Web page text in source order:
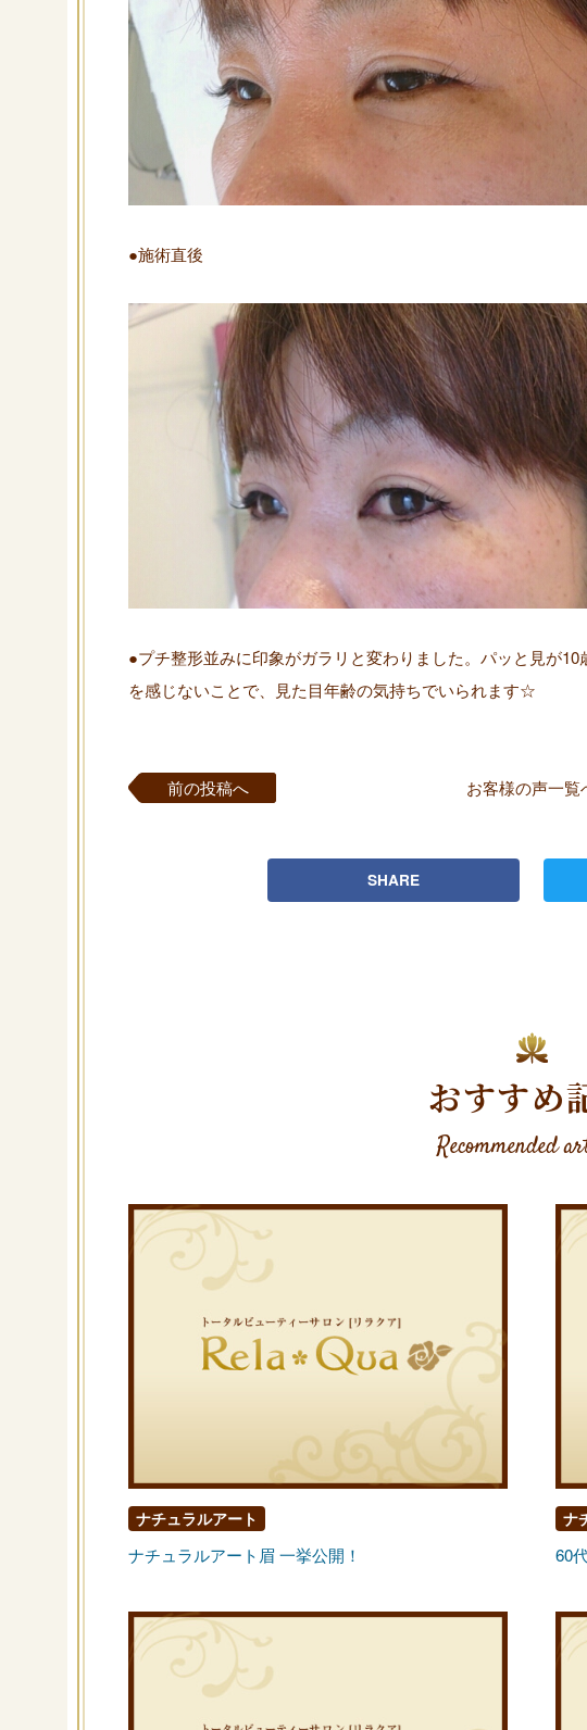
●施術直後
●プチ整形並みに印象がガラリと変わりました。パッと見が
を感じないことで、見た目年齢の気持ちでいられます☆
前の投稿へ お客様の声一覧
SHARE
おすすめ
Recommended
ナチュラルアート
ナチュラルアート眉 一挙公開！
ナ
60